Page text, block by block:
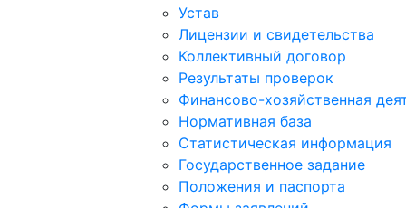
Устав
Лицензии и свидетельства
Коллективный договор
Результаты проверок
Финансово-хозяйственная
Нормативная база
Статистическая информация
Государственное задание
Положения и паспорта